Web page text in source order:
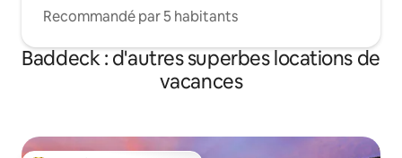
Recommandé par 5 habitants
Baddeck : d'autres superbes locations de
vacances